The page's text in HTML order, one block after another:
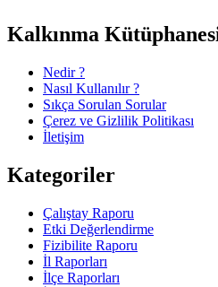
Kalkınma
Nedir ?
Nasıl Kullanılır ?
Sıkça Sorulan Sorular
Çerez ve Gizlilik Politikası
İletişim
Kategoriler
Çalıştay Raporu
Etki Değerlendirme
Fizibilite Raporu
İl Raporları
İlçe Raporları